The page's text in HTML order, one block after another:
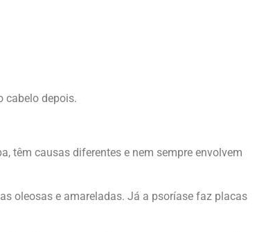
cabelo depois.
têm causas diferentes e nem sempre envolvem
oleosas e amareladas. Já a psoríase faz placas